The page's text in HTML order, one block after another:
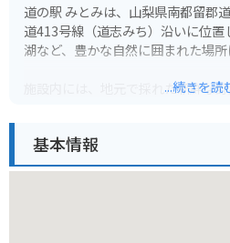
道の駅 みとみは、山梨県南都留郡
道413号線（道志みち）沿いに位
湖など、豊かな自然に囲まれた場所
施設内には、地元で採れた新鮮な
郷土料理や、手打ち蕎麦などが楽し
...続きを読
基本情報